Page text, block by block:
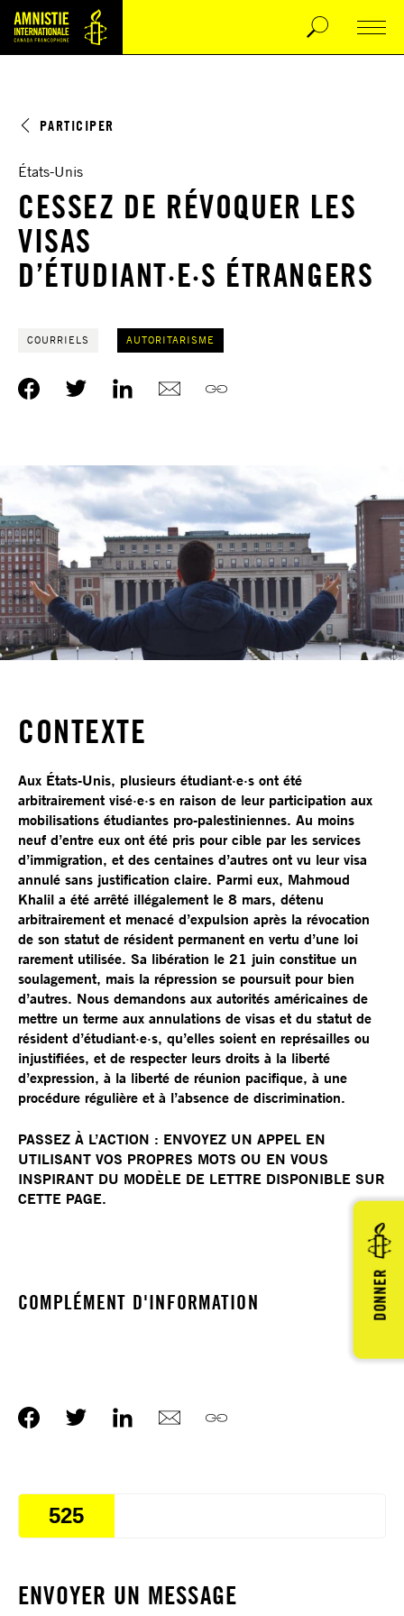
DONNER
PARTICIPER
États-Unis
CESSEZ DE RÉVOQUER LES
VISAS
D’ÉTUDIANT·E·S ÉTRANGERS
COURRIELS AUTORITARISME
CONTEXTE
Aux États-Unis, plusieurs étudiant·e·s ont été
arbitrairement visé·e·s en raison de leur participation aux
mobilisations étudiantes pro-palestiniennes. Au moins
neuf d’entre eux ont été pris pour cible par les services
d’immigration, et des centaines d’autres ont vu leur visa
annulé sans justification claire. Parmi eux, Mahmoud
Khalil a été arrêté illégalement le 8 mars, détenu
arbitrairement et menacé d’expulsion après la révocation
de son statut de résident permanent en vertu d’une loi
rarement utilisée. Sa libération le 21 juin constitue un
soulagement, mais la répression se poursuit pour bien
d’autres. Nous demandons aux autorités américaines de
mettre un terme aux annulations de visas et du statut de
résident d’étudiant·e·s, qu’elles soient en représailles ou
injustifiées, et de respecter leurs droits à la liberté
d’expression, à la liberté de réunion pacifique, à une
procédure régulière et à l’absence de discrimination.
PASSEZ À L’ACTION : ENVOYEZ UN APPEL EN
UTILISANT VOS PROPRES MOTS OU EN VOUS
INSPIRANT DU MODÈLE DE LETTRE DISPONIBLE SUR
CETTE PAGE.
COMPLÉMENT D'INFORMATION